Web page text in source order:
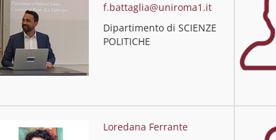
f.battaglia@uniroma1.it
Dipartimento di SCIENZE
POLITICHE
Loredana Ferrante